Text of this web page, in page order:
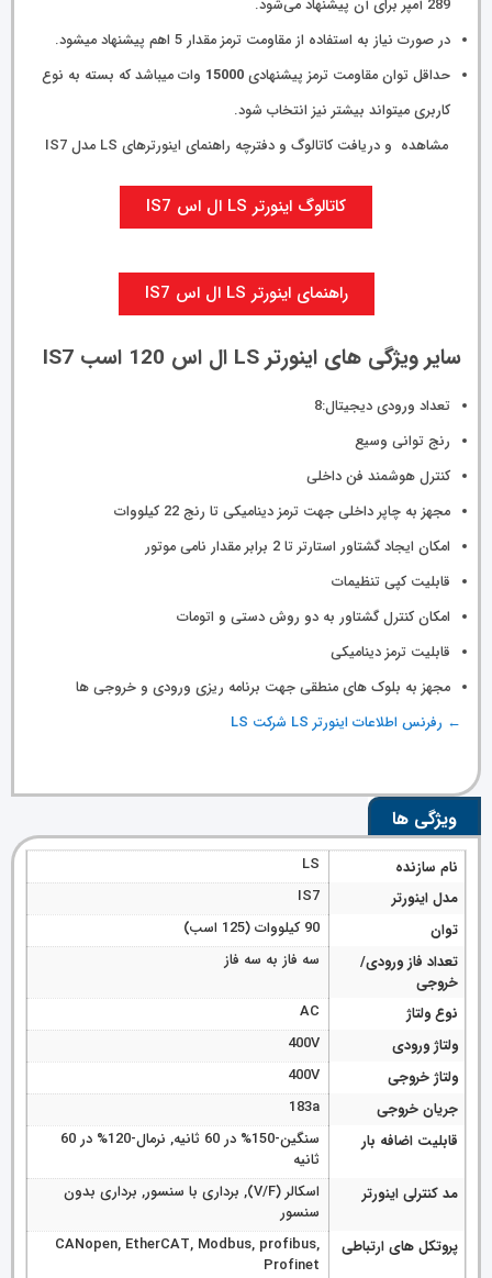
289 آمپر برای آن پیشنهاد می‌شود.
در صورت نیاز به استفاده از مقاومت ترمز مقدار 5 اهم پیشنهاد میشود.
حداقل توان مقاومت ترمز پیشنهادی 15000 وات میباشد که بسته به نوع
کاربری میتواند بیشتر نیز انتخاب شود.
مشاهده و دریافت کاتالوگ و دفترچه راهنمای اینورترهای LS مدل IS7
کاتالوگ اینورتر LS ال اس IS7
راهنمای اینورتر LS ال اس IS7
سایر ویژگی های اینورتر LS ال اس 120 اسب IS7
تعداد ورودی دیجیتال:8
رنج توانی وسیع
کنترل هوشمند فن داخلی
مجهز به چاپر داخلی جهت ترمز دینامیکی تا رنج 22 کیلووات
امکان ایجاد گشتاور استارتر تا 2 برابر مقدار نامی موتور
قابلیت کپی تنظیمات
امکان کنترل گشتاور به دو روش دستی و اتومات
قابلیت ترمز دینامیکی
مجهز به بلوک های منطقی جهت برنامه ریزی ورودی و خروجی ها
← رفرنس اطلاعات اینورتر LS شرکت LS
ویژگی ها
نام سازنده
LS
مدل اینورتر
IS7
توان
90 کیلووات (125 اسب)
تعداد فاز ورودی/
خروجی
سه فاز به سه فاز
نوع ولتاژ
AC
ولتاژ ورودی
400V
ولتاژ خروجی
400V
جریان خروجی
183a
قابلیت اضافه بار
سنگین-150% در 60 ثانیه, نرمال-120% در 60
ثانیه
مد کنترلی اینورتر
اسکالر (V/F), برداری با سنسور, برداری بدون
سنسور
پروتکل های ارتباطی
CANopen, EtherCAT, Modbus, profibus,
Profinet